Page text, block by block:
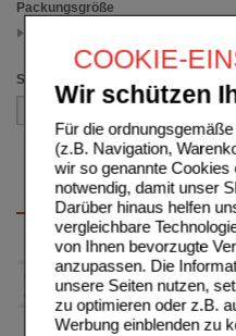
COOKIE-
Wir schützen
Für die
(z.B. Navigation,
wir so genannte
notwendig, damit unser
Darüber hinaus helfen
vergleichbare
von Ihnen bevorzugte
anzupassen. Die
unsere Seiten nutzen,
zu optimieren oder z.B.
Werbung einblenden zu
Packungsgröße
Sortieren nach